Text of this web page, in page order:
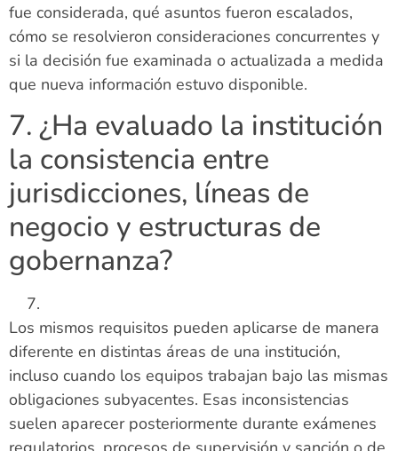
fue considerada, qué asuntos fueron escalados,
cómo se resolvieron consideraciones concurrentes y
si la decisión fue examinada o actualizada a medida
que nueva información estuvo disponible.
7. ¿Ha evaluado la institución
la consistencia entre
jurisdicciones, líneas de
negocio y estructuras de
gobernanza?
Los mismos requisitos pueden aplicarse de manera
diferente en distintas áreas de una institución,
incluso cuando los equipos trabajan bajo las mismas
obligaciones subyacentes. Esas inconsistencias
suelen aparecer posteriormente durante exámenes